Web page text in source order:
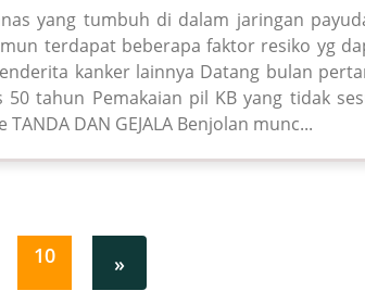
yang tumbuh di dalam jaringan
terdapat beberapa faktor resiko yg
kanker lainnya Datang bulan
tahun Pemakaian pil KB yang tidak
DAN GEJALA Benjolan munc...
10 »